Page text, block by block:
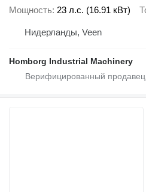
Мощность 23 л.с. (16.91 кВт)
Нидерланды, Veen
Homborg Industrial Machinery